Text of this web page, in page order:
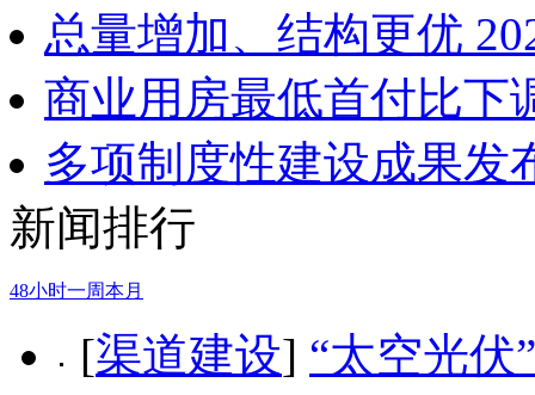
总量增加、结构更优
商业用房最低首付比下
多项制度性建设成果发
新闻排行
48小时一周本月
[渠道建设] “太空光伏